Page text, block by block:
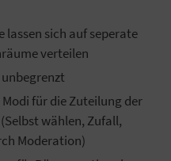
lassen sich auf seperate
verteilen
für die Zuteilung der
wählen, Zufall,
Moderation)